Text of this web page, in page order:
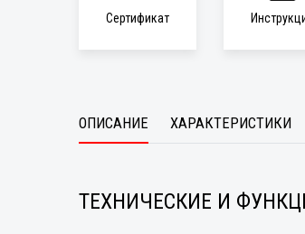
Сертификат
ОПИСАНИЕ ХАРАКТЕРИСТИКИ
ТЕХНИЧЕСКИЕ И